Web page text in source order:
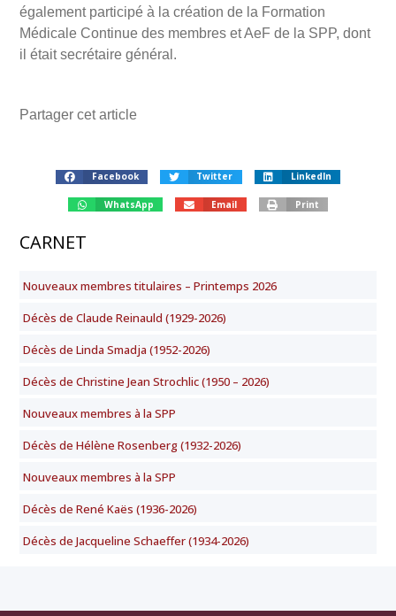
également participé à la création de la Formation
Médicale Continue des membres et AeF de la SPP, dont
il était secrétaire général.
Partager cet article
Facebook Twitter LinkedIn
WhatsApp Email Print
CARNET
Nouveaux membres titulaires – Printemps 2026
Décès de Claude Reinauld (1929-2026)
Décès de Linda Smadja (1952-2026)
Décès de Christine Jean Strochlic (1950 – 2026)
Nouveaux membres à la SPP
Décès de Hélène Rosenberg (1932-2026)
Nouveaux membres à la SPP
Décès de René Kaës (1936-2026)
Décès de Jacqueline Schaeffer (1934-2026)